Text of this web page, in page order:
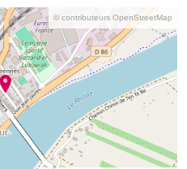
© contributeurs OpenStreetMap